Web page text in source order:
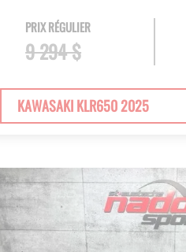
PRIX RÉGULIER
9 294 $
KAWASAKI KLR650 2025